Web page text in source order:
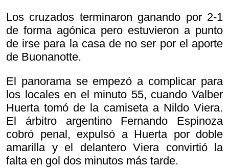
Los cruzados terminaron ganando por 2-1
de forma agónica pero estuvieron a punto
de irse para la casa de no ser por el aporte
de Buonanotte.
El panorama se empezó a complicar para
los locales en el minuto 55, cuando Valber
Huerta tomó de la camiseta a Nildo Viera.
El árbitro argentino Fernando Espinoza
cobró penal, expulsó a Huerta por doble
amarilla y el delantero Viera convirtió la
falta en gol dos minutos más tarde.